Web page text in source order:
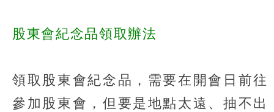
股東會紀念品領取辦法
領取股東會紀念品，需要在開會日前往
參加股東會，但要是地點太遠、抽不出